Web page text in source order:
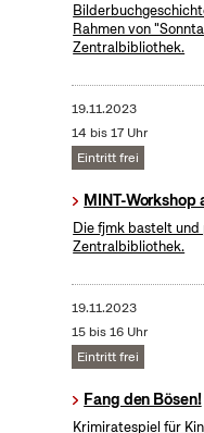
Rahmen von
Zentralbibliothek.
19.11.2023
14 bis 17 Uhr
Eintritt frei
MINT-Workshop
Die fjmk bastelt
Zentralbibliothek.
19.11.2023
15 bis 16 Uhr
Eintritt frei
Fang den Bösen!
Krimiratespiel für